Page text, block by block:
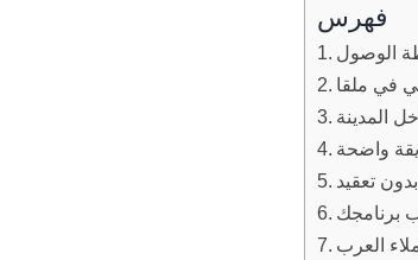
فهرس
الوصول
في ملقا
المدينة
واضحة
تعقيد
برنامجك
العرب